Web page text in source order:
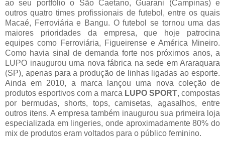
ao seu portfólio o São Caetano, Guarani (Campinas) e
outros quatro times profissionais de futebol, entre os quais
Macaé, Ferroviária e Bangu. O futebol se tornou uma das
maiores prioridades da empresa, que hoje patrocina
equipes como Ferroviária, Figueirense e América Mineiro.
Como havia sinal de demanda forte nos próximos anos, a
LUPO inaugurou uma nova fábrica na sede em Araraquara
(SP), apenas para a produção de linhas ligadas ao esporte.
Ainda em 2010, a marca lançou uma nova coleção de
produtos esportivos com a marca LUPO SPORT, compostas
por bermudas, shorts, tops, camisetas, agasalhos, entre
outros itens. A empresa também inaugurou sua primeira loja
especializada em lingeries, onde aproximadamente 80% do
mix de produtos eram voltados para o público feminino.